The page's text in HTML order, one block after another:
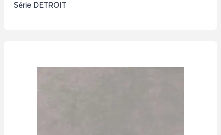
Série DETROIT